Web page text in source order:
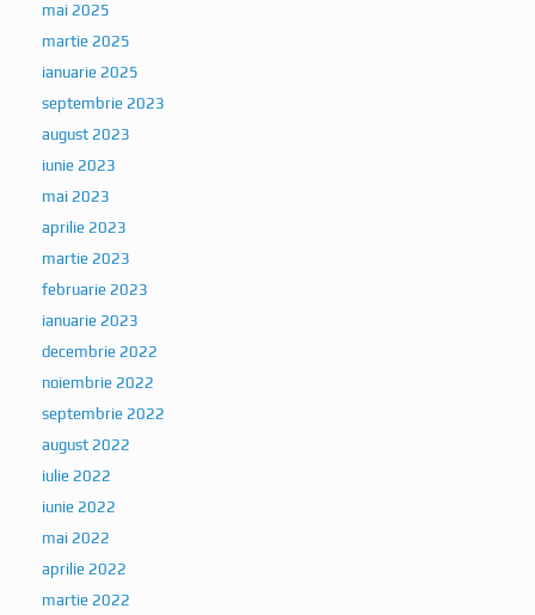
mai 2025
martie 2025
ianuarie 2025
septembrie 2023
august 2023
iunie 2023
mai 2023
aprilie 2023
martie 2023
februarie 2023
ianuarie 2023
decembrie 2022
noiembrie 2022
septembrie 2022
august 2022
iulie 2022
iunie 2022
mai 2022
aprilie 2022
martie 2022